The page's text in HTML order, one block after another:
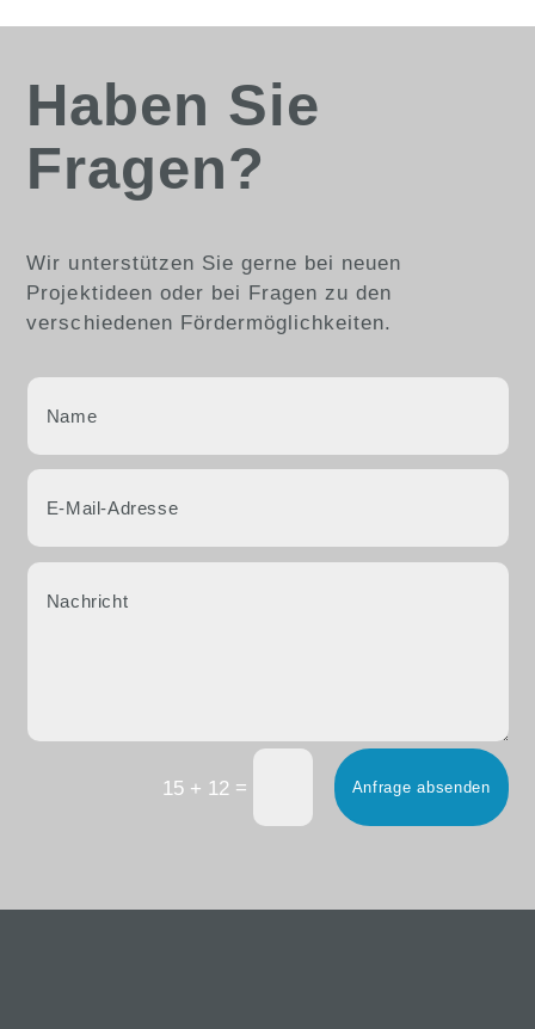
Haben Sie
Fragen?
Wir unterstützen Sie gerne bei neuen
Projektideen oder bei Fragen zu den
verschiedenen Fördermöglichkeiten.
15 + 12 = Anfrage absenden